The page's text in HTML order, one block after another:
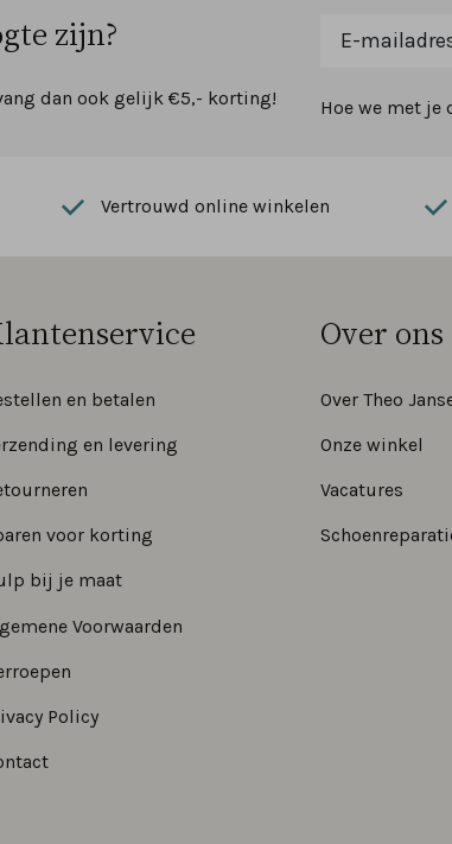
zijn?
dan ook gelijk €5,- korting! Hoe we met
Vertrouwd online winkelen
en betalen
en levering
voor korting
bij je maat
Voorwaarden
Policy
Over ons
Over Theo
Onze winkel
Vacatures